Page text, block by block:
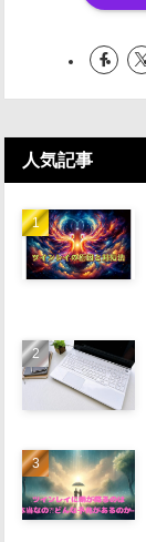
人気記事